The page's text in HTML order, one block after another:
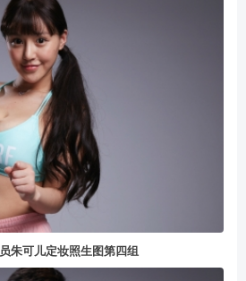
朱可儿定妆照生图第四组